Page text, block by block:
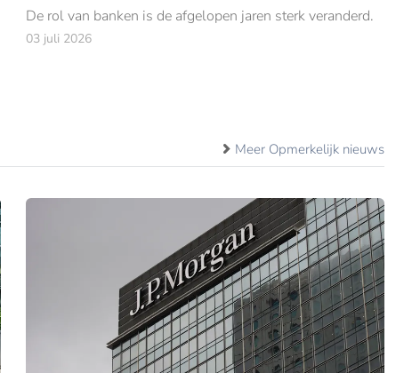
De rol van banken is de afgelopen jaren sterk veranderd.
03 juli 2026
Meer Opmerkelijk nieuws